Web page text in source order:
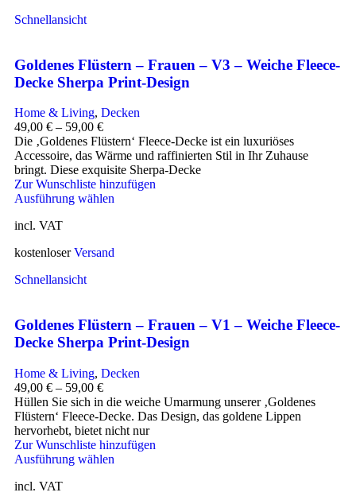
Schnellansicht
Goldenes Flüstern – Frauen – V3 – Weiche Fleece-
Decke Sherpa Print-Design
Home & Living, Decken
49,00 € – 59,00 €
Die ‚Goldenes Flüstern‘ Fleece-Decke ist ein luxuriöses
Accessoire, das Wärme und raffinierten Stil in Ihr Zuhause
bringt. Diese exquisite Sherpa-Decke
Zur Wunschliste hinzufügen
Ausführung wählen
incl. VAT
kostenloserVersand
Schnellansicht
Goldenes Flüstern – Frauen – V1 – Weiche Fleece-
Decke Sherpa Print-Design
Home & Living, Decken
49,00 € – 59,00 €
Hüllen Sie sich in die weiche Umarmung unserer ‚Goldenes
Flüstern‘ Fleece-Decke. Das Design, das goldene Lippen
hervorhebt, bietet nicht nur
Zur Wunschliste hinzufügen
Ausführung wählen
incl. VAT